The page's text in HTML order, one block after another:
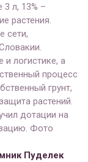
3 л, 13% –
растения.
сети,
логистике, а
процесс
грунт,
растений.
дотации на
Фото
Пуделек